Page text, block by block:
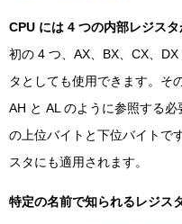
CPU には 4 つの内部レジス
初の 4 つ、AX、BX、CX、
タとしても使用できます。そ
AH と AL のように参照する
の上位バイトと下位バイトで
スタにも適用されます。
特定の名前で知られるレジス